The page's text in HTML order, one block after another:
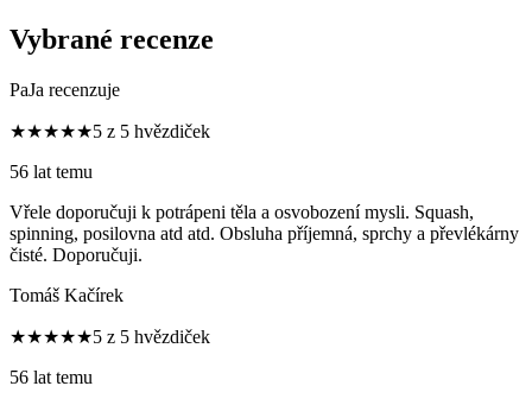
Vybrané recenze
PaJa recenzuje
★★★★★5 z 5 hvězdiček
56 lat temu
Vřele doporučuji k potrápeni těla a osvobození mysli. Squash,
spinning, posilovna atd atd. Obsluha příjemná, sprchy a převlékárny
čisté. Doporučuji.
Tomáš Kačírek
★★★★★5 z 5 hvězdiček
56 lat temu